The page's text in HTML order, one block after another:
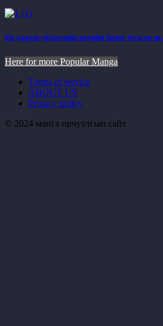
Би дарангуйлагчийн нарийн бичиг болсон нь
Here for more Popular Manga
Terms of service
ABOUT US
Privacy policy
© 2024 манга орчуулгын сайт